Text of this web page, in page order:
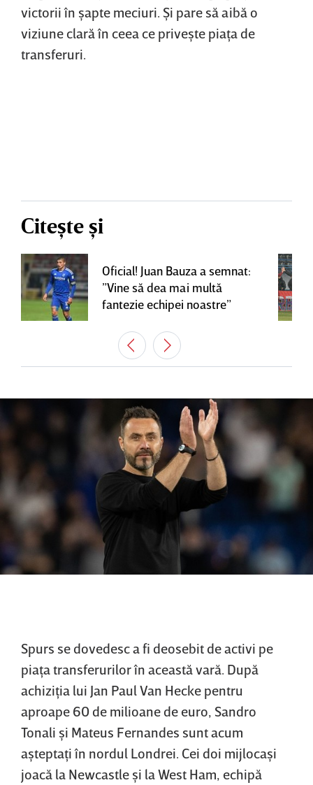
victorii în şapte meciuri. Şi pare să aibă o
viziune clară în ceea ce priveşte piaţa de
transferuri.
Citește și
Oficial! Juan Bauza a semnat:
”Vine să dea mai multă
fantezie echipei noastre”
Spurs se dovedesc a fi deosebit de activi pe
piaţa transferurilor în această vară. După
achiziţia lui Jan Paul Van Hecke pentru
aproape 60 de milioane de euro, Sandro
Tonali şi Mateus Fernandes sunt acum
aşteptaţi în nordul Londrei. Cei doi mijlocaşi
joacă la Newcastle şi la West Ham, echipă